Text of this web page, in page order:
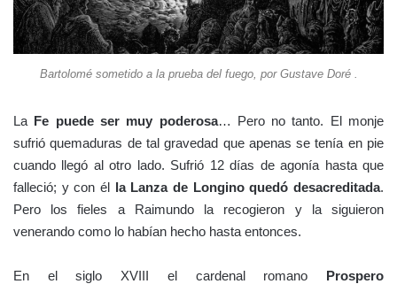
Bartolomé sometido a la prueba del fuego, por Gustave Doré .
La Fe puede ser muy poderosa… Pero no tanto. El monje
sufrió quemaduras de tal gravedad que apenas se tenía en pie
cuando llegó al otro lado. Sufrió 12 días de agonía hasta que
falleció; y con él la Lanza de Longino quedó desacreditada.
Pero los fieles a Raimundo la recogieron y la siguieron
venerando como lo habían hecho hasta entonces.
En el siglo XVIII el cardenal romano Prospero